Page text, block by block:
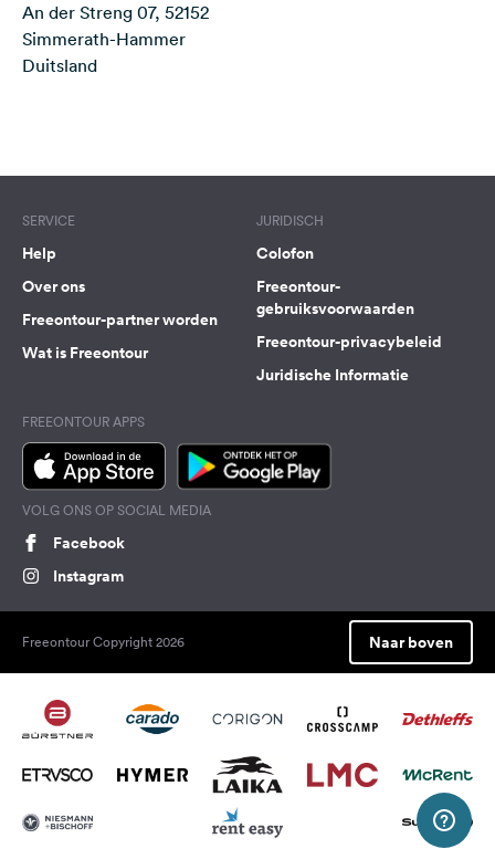
Volg
ons
op
social
An der Streng 07, 52152
Simmerath-Hammer
Duitsland
SERVICE
Help
Over ons
Freeontour-partner worden
Wat is Freeontour
JURIDISCH
Colofon
Freeontour-
gebruiksvoorwaarden
Freeontour-privacybeleid
Juridische Informatie
FREEONTOUR APPS
VOLG ONS OP SOCIAL MEDIA
Facebook
Instagram
Freeontour Copyright 2026 Naar boven